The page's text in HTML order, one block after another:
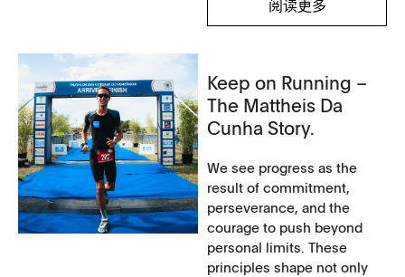
阅读更多
Keep on Running –
The Mattheis Da
Cunha Story.
We see progress as the
result of commitment,
perseverance, and the
courage to push beyond
personal limits. These
principles shape not only